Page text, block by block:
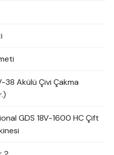
Akülü Çivi Çakma
GDS 18V-1600 HC Çift